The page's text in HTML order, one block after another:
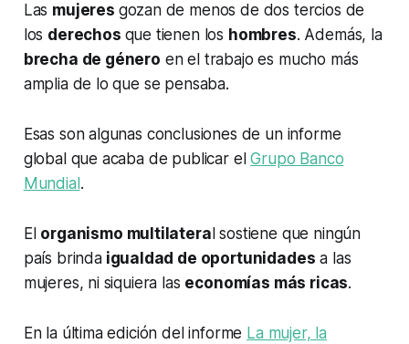
Las mujeres gozan de menos de dos tercios de
los derechos que tienen los hombres. Además, la
brecha de género en el trabajo es mucho más
amplia de lo que se pensaba.
Esas son algunas conclusiones de un informe
global que acaba de publicar elGrupo Banco
Mundial .
El organismo multilatera l sostiene que ningún
país brindaigualdad de oportunidades a las
mujeres, ni siquiera las economías más ricas.
En la última edición del informe La mujer, la